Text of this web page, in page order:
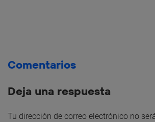
Comentarios
Deja una respuesta
Tu dirección de correo electrónico no